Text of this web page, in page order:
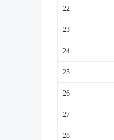
22
23
24
25
26
27
28